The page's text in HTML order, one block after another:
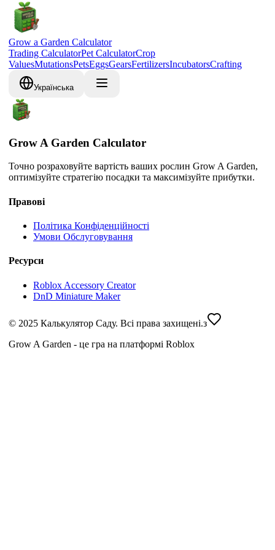
Grow a Garden Calculator
Trading CalculatorPet CalculatorCrop
ValuesMutationsPetsEggsGearsFertilizersIncubatorsCrafting
Українська
Grow A Garden Calculator
Точно розраховуйте вартість ваших рослин Grow A Garden,
оптимізуйте стратегію посадки та максимізуйте прибутки.
Правові
Політика Конфіденційності
Умови Обслуговування
Ресурси
Roblox Accessory Creator
DnD Miniature Maker
© 2025 Калькулятор Саду. Всі права захищені.з
Grow A Garden - це гра на платформі Roblox